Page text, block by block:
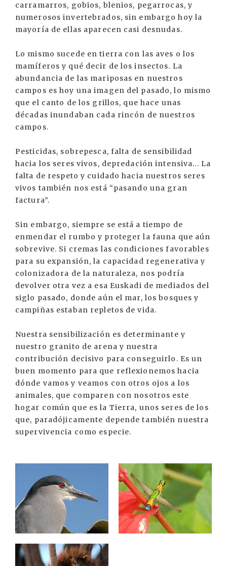
carramarros, gobios, blenios, pegarrocas, y
numerosos invertebrados, sin embargo hoy la
mayoría de ellas aparecen casi desnudas.
Lo mismo sucede en tierra con las aves o los
mamíferos y qué decir de los insectos. La
abundancia de las mariposas en nuestros
campos es hoy una imagen del pasado, lo mismo
que el canto de los grillos, que hace unas
décadas inundaban cada rincón de nuestros
campos.
Pesticidas, sobrepesca, falta de sensibilidad
hacia los seres vivos, depredación intensiva... La
falta de respeto y cuidado hacia nuestros seres
vivos también nos está “pasando una gran
factura”.
Sin embargo, siempre se está a tiempo de
enmendar el rumbo y proteger la fauna que aún
sobrevive. Si cremas las condiciones favorables
para su expansión, la capacidad regenerativa y
colonizadora de la naturaleza, nos podría
devolver otra vez a esa Euskadi de mediados del
siglo pasado, donde aún el mar, los bosques y
campiñas estaban repletos de vida.
Nuestra sensibilización es determinante y
nuestro granito de arena y nuestra
contribución decisivo para conseguirlo. Es un
buen momento para que reflexionemos hacia
dónde vamos y veamos con otros ojos a los
animales, que comparen con nosotros este
hogar común que es la Tierra, unos seres de los
que, paradójicamente depende también nuestra
supervivencia como especie.